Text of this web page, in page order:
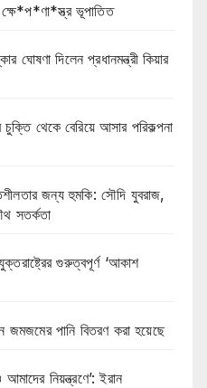
ভূপাতিত
ঘোষণা দিলেন প্রধানমন্ত্রী কিয়ার
চুক্তি থেকে বেরিয়ে আসার পরিকল্পনা
জন্য হুমকি: সৌদি যুবরাজ,
সতর্কতা
গুরুত্বপূর্ণ ‘আকাশ
পানি বিতরণ করা হয়েছে
নিয়ন্ত্রণে’: ইরান